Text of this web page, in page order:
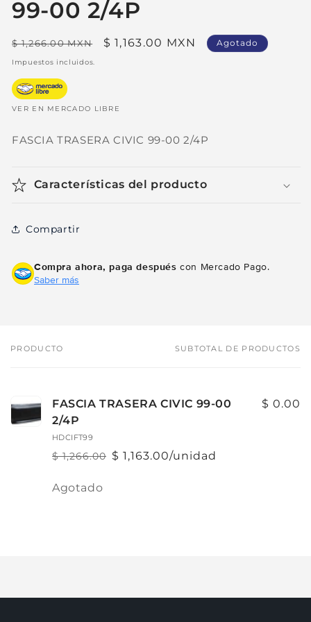
99-00 2/4P
Precio
habitual
$ 1,266.00 MXN
Precio
$ 1,163.00 MXN Agotado
Impuestos incluidos.
VER EN MERCADO LIBRE
FASCIA TRASERA CIVIC 99-00 2/4P
Características del producto
Compartir
Compra ahora, paga después con Mercado Pago.
Saber más
Tu
PRODUCTO SUBTOTAL DE PRODUCTOS
FASCIA TRASERA CIVIC 99-00
2/4P
HDCIFT99
Precio
$ 1,266.00
Precio
oferta
$ 1,163.00/unidad
$ 0.00
Cantidad
Agotado